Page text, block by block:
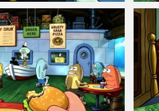
宝 4K高清壁纸 3840x2160 海绵